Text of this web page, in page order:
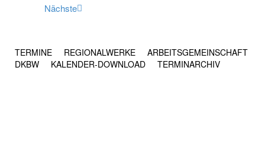
Nächste
TERMINE REGIONALWERKE
ARBEITSGEMEINSCHAFT
DKBW
KALENDER-DOWNLOAD TERMINARCHIV